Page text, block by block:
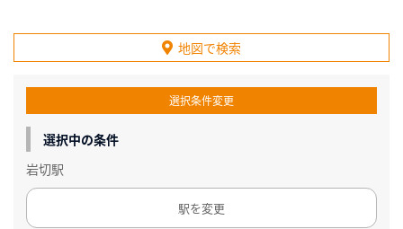
地図で検索
選択条件変更
選択中の条件
岩切駅
駅を変更